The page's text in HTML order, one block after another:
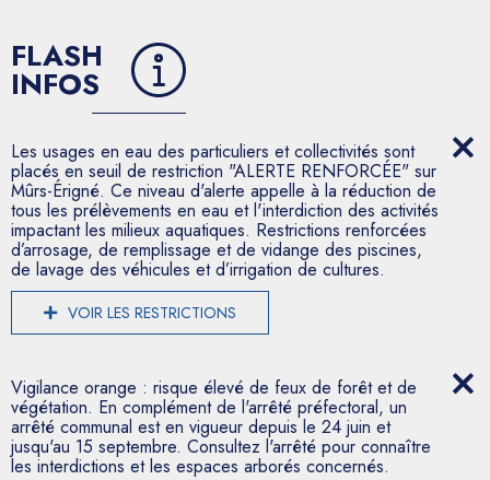
FLASH
INFOS
Les usages en eau des particuliers et collectivités sont
placés en seuil de restriction "ALERTE RENFORCÉE" sur
Mûrs-Érigné. Ce niveau d'alerte appelle à la réduction de
tous les prélèvements en eau et l'interdiction des activités
impactant les milieux aquatiques. Restrictions renforcées
d’arrosage, de remplissage et de vidange des piscines,
de lavage des véhicules et d’irrigation de cultures.
VOIR LES RESTRICTIONS
Vigilance orange : risque élevé de feux de forêt et de
végétation. En complément de l'arrêté préfectoral, un
arrêté communal est en vigueur depuis le 24 juin et
jusqu'au 15 septembre. Consultez l'arrêté pour connaître
les interdictions et les espaces arborés concernés.